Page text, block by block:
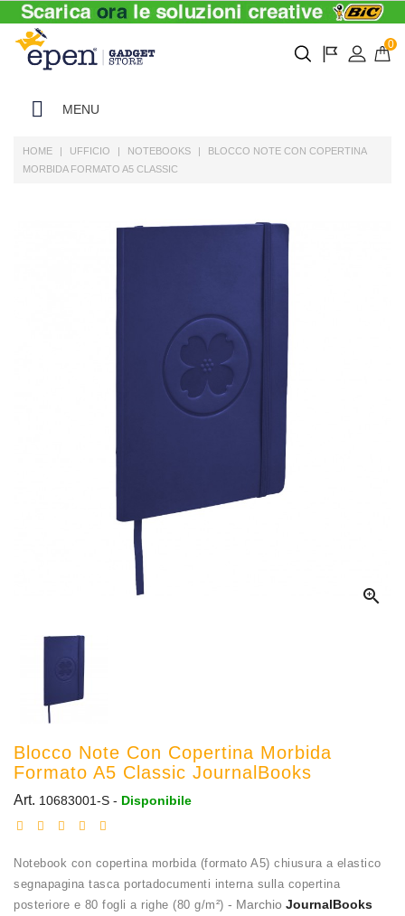
0
MENU
HOME UFFICIO NOTEBOOKS
BLOCCO NOTE CON COPERTINA
MORBIDA FORMATO A5 CLASSIC

Blocco Note Con Copertina Morbida
Formato A5 Classic JournalBooks
Art. 10683001-S - Disponibile
Notebook con copertina morbida (formato A5) chiusura a elastico
segnapagina tasca portadocumenti interna sulla copertina
posteriore e 80 fogli a righe (80 g/m²) - Marchio JournalBooks